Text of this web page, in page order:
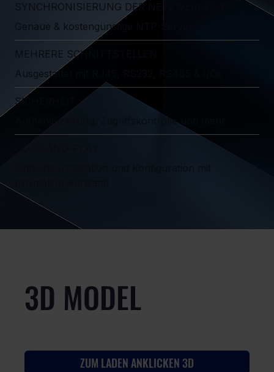
SYNCHRONISIERUNG DER NETZWERKZEIT
Genaue & kostengünstige NTP-Server
MEHRERE SCHNITTSTELLEN
Ausgestattet mit RJ45, RS232, RS485 & I/Os
SICHERHEIT
Authentifizierung, Zugriffskontrolle und mehr
3D MODEL
ZUM LADEN ANKLICKEN 3D